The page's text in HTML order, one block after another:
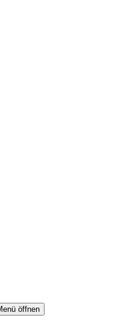
öffnen